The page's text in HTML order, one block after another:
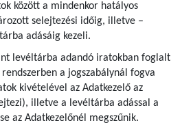
között a mindenkor hatályos
selejtezési időig, illetve –
adásáig kezeli.
levéltárba adandó iratokban foglalt
a jogszabálynál fogva
kivételével az Adatkezelő az
illetve a levéltárba adással a
az Adatkezelőnél megszűnik.